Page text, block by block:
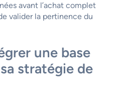
avant l’achat complet
valider la pertinence du
une base
stratégie de